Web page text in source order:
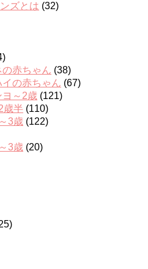
ズとは (32)
赤ちゃん (38)
の赤ちゃん (67)
ヨ～2歳 (121)
歳半 (110)
3歳 (122)
3歳 (20)